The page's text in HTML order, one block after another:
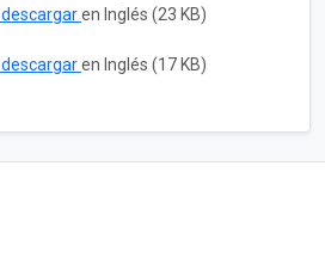
descargaren Inglés (23 KB)
descargaren Inglés (17 KB)